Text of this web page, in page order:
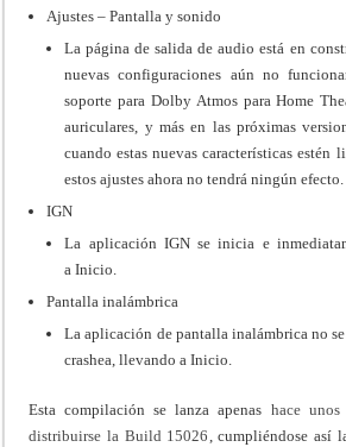
Ajustes – Pantalla y sonido
La página de salida de audio está en
nuevas configuraciones aún no
soporte para Dolby Atmos para Home
auriculares, y más en las próximas
cuando estas nuevas características estén
estos ajustes ahora no tendrá ningún efecto.
IGN
La aplicación IGN se inicia e
a Inicio.
Pantalla inalámbrica
La aplicación de pantalla inalámbrica no
crashea, llevando a Inicio.
Esta compilación se lanza apenas hace
distribuirse la Build 15026, cumpliéndose así